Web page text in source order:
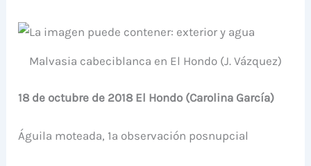
Malvasia cabeciblanca en El Hondo (J. Vázquez)
18 de octubre de 2018 El Hondo (Carolina García)
Águila moteada, 1ª observación posnupcial